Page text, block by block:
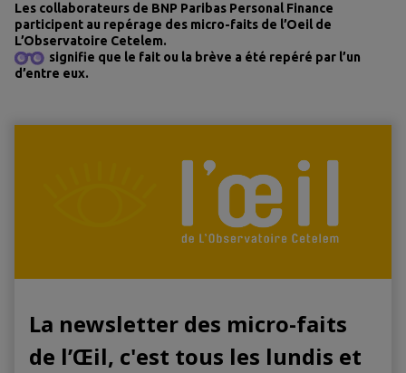
Les collaborateurs de BNP Paribas Personal Finance
participent au repérage des micro-faits de l’Oeil de
L’Observatoire Cetelem.
signifie que le fait ou la brève a été repéré par l’un
d’entre eux.
La newsletter des micro-faits
de l’Œil, c'est tous les lundis et